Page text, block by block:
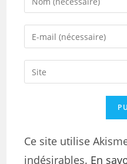
Ce site utilise
indésirables. En